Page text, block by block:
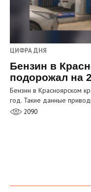
ЦИФРА ДНЯ
Бензин в
подорожал на
Бензин в Красноярском
год. Такие данные
2090